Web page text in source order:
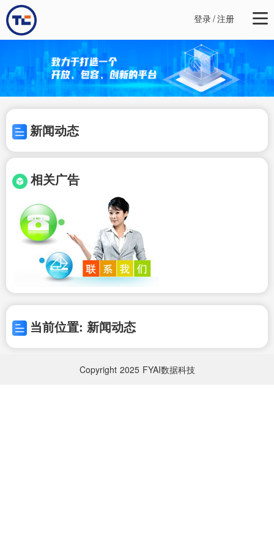
登录/注册
新闻动态
相关广告
当前位置: 新闻动态
Copyright 2025 FYAI数据科技